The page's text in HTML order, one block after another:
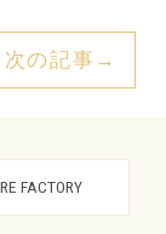
次の記事→
FACTORY